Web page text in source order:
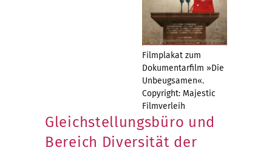
Filmplakat zum
Dokumentarfilm »Die
Unbeugsamen«.
Copyright: Majestic
Filmverleih
Gleichstellungsbüro und
Bereich Diversität der